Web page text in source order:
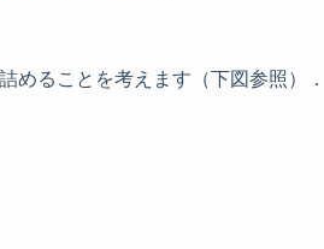
めることを考えます（下図参照）．